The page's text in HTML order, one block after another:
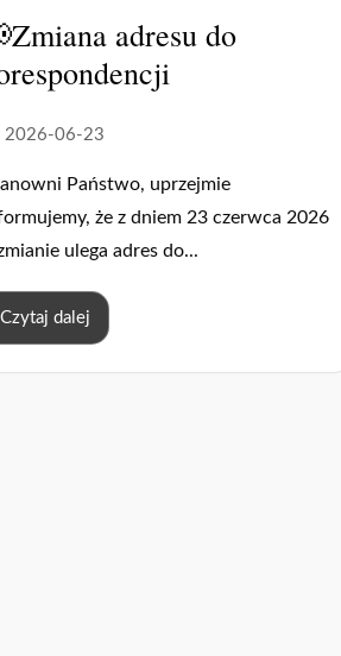
adresu do
2026-06-23
Państwo, uprzejmie
że z dniem 23 czerwca 2026
ulega adres do...
Czytaj dalej